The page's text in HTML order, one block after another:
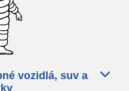
vozidlá, suv a